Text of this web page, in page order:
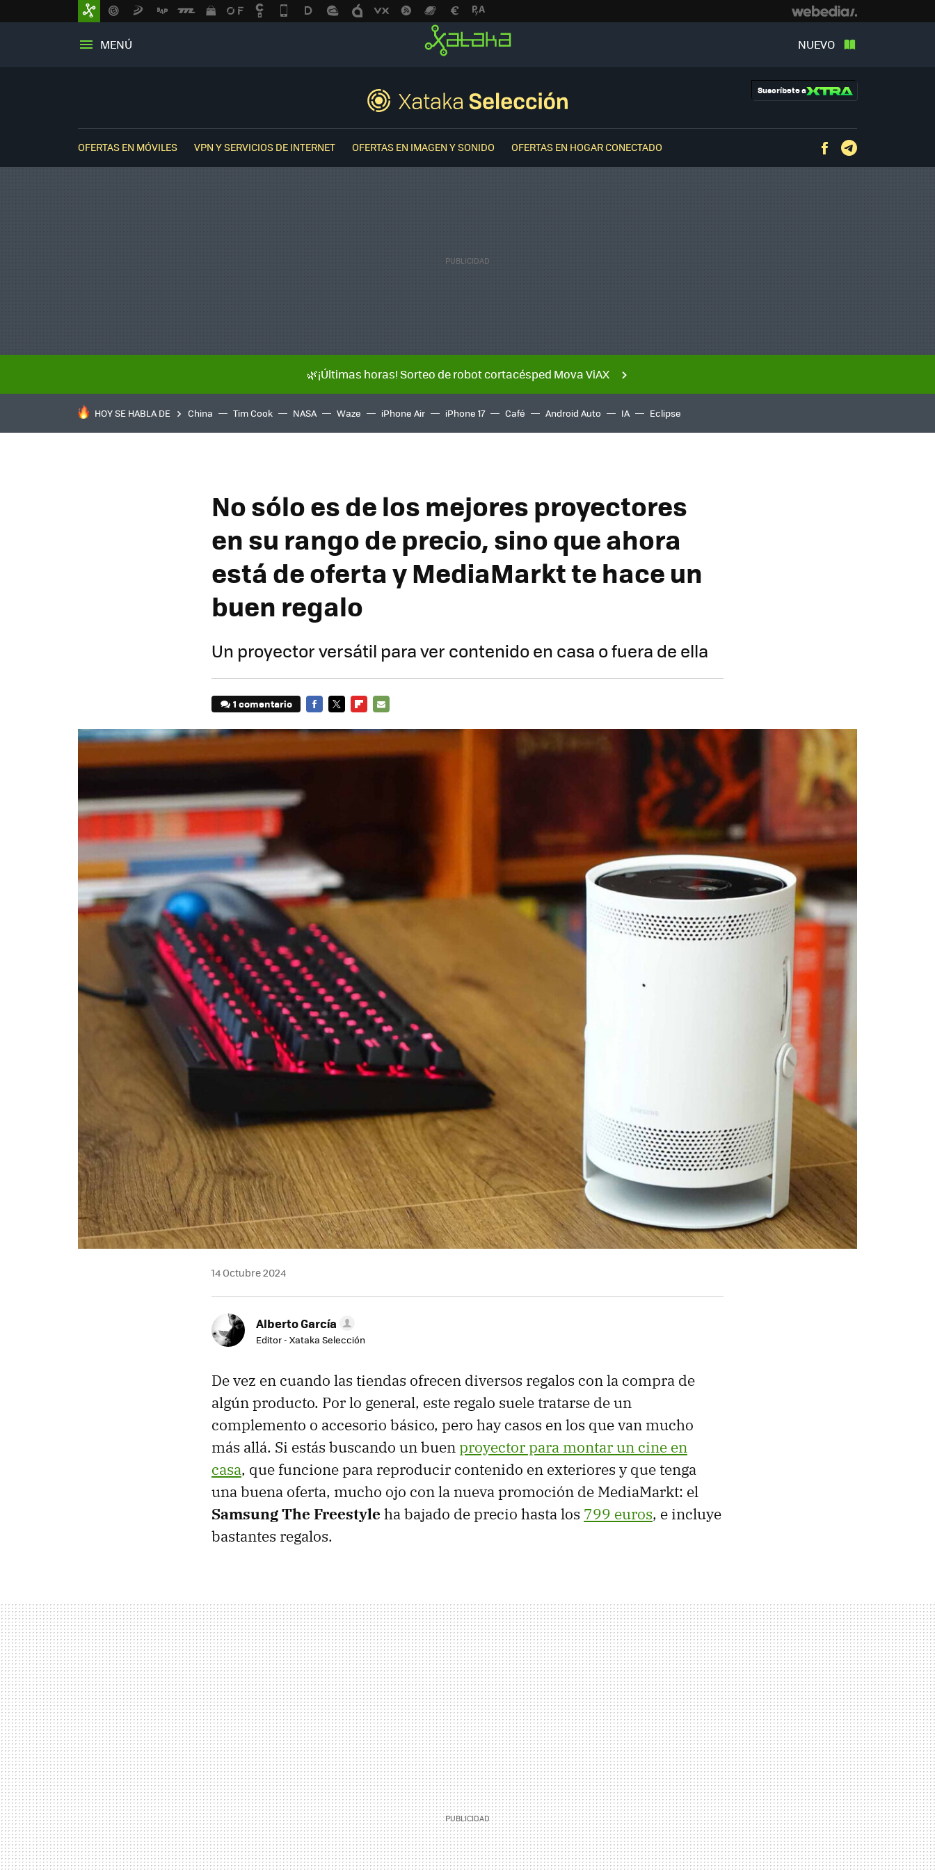
MENÚ NUEVO
Suscríbete a
OFERTAS EN MÓVILES VPN Y SERVICIOS DE INTERNET OFERTAS EN IMAGEN Y SONIDO OFERTAS EN HOGAR CONECTADO Facebook
🌿¡Últimas horas! Sorteo de robot cortacésped Mova ViAX
HOY SE HABLA DE China Tim Cook NASA Waze iPhone Air iPhone 17 Café Android Auto IA Eclipse
No sólo es de los mejores proyectores
en su rango de precio, sino que ahora
está de oferta y MediaMarkt te hace un
buen regalo
Un proyector versátil para ver contenido en casa o fuera de ella
1 comentario
MAIL
14 Octubre 2024
Alberto García
Editor - Xataka Selección
De vez en cuando las tiendas ofrecen diversos regalos con la compra de
algún producto. Por lo general, este regalo suele tratarse de un
complemento o accesorio básico, pero hay casos en los que van mucho
más allá. Si estás buscando un buenproyector para montar un cine en
casa, que funcione para reproducir contenido en exteriores y que tenga
una buena oferta, mucho ojo con la nueva promoción de MediaMarkt: el
Samsung The Freestyle ha bajado de precio hasta los 799 euros, e incluye
bastantes regalos.